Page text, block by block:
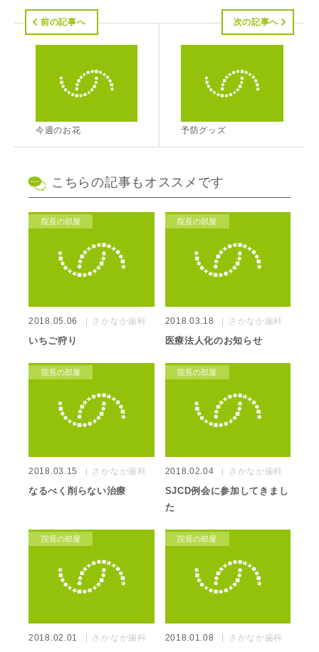
前の記事へ
今週のお花
次の記事へ
予防グッズ
こちらの記事もオススメです
院長の部屋
2018.05.06 さかなか歯科
いちご狩り
院長の部屋
2018.03.18 さかなか歯科
医療法人化のお知らせ
院長の部屋
2018.03.15 さかなか歯科
なるべく削らない治療
院長の部屋
2018.02.04 さかなか歯科
SJCD例会に参加してきまし
た
院長の部屋
2018.02.01 さかなか歯科
院長の部屋
2018.01.08 さかなか歯科